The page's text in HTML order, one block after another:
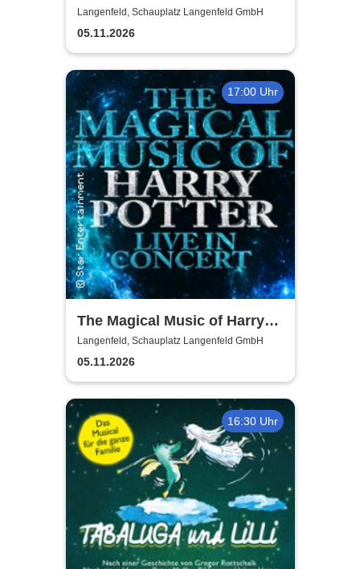
Others - A Celebration of Film
Music
Langenfeld, Schauplatz Langenfeld GmbH
05.11.2026
17:00 Uhr
The Magical Music of Harry
Potter - Live in Concert
Langenfeld, Schauplatz Langenfeld GmbH
05.11.2026
16:30 Uhr